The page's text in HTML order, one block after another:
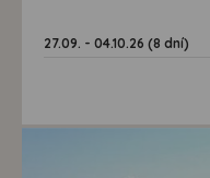
27.09. - 04.10.26 (8 dní)